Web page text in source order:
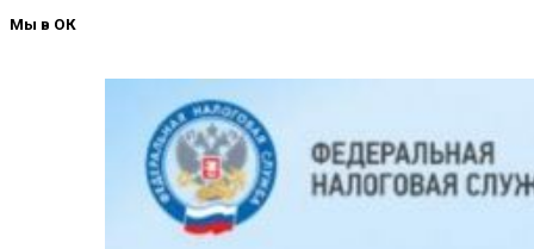
Мы в ОК